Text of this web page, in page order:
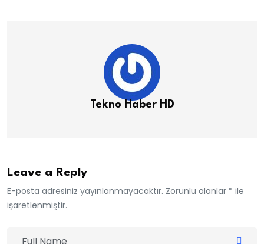
Tekno Haber HD
Leave a Reply
E-posta adresiniz yayınlanmayacaktır. Zorunlu alanlar * ile
işaretlenmiştir.